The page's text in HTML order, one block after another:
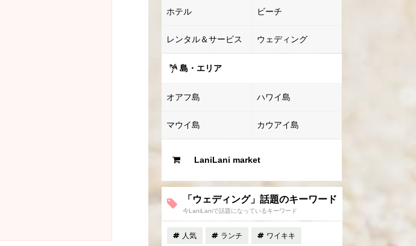
ホテル ビーチ
レンタル＆サービス ウェディング
島・エリア
オアフ島 ハワイ島
マウイ島 カウアイ島
LaniLani market
「ウェディング」話題のキーワード
今LaniLaniで話題になっているキーワード
人気 ランチ ワイキキ